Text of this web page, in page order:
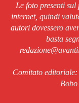
Le foto presenti
internet, quindi
autori dovessero
basta
Comitato editoriale: